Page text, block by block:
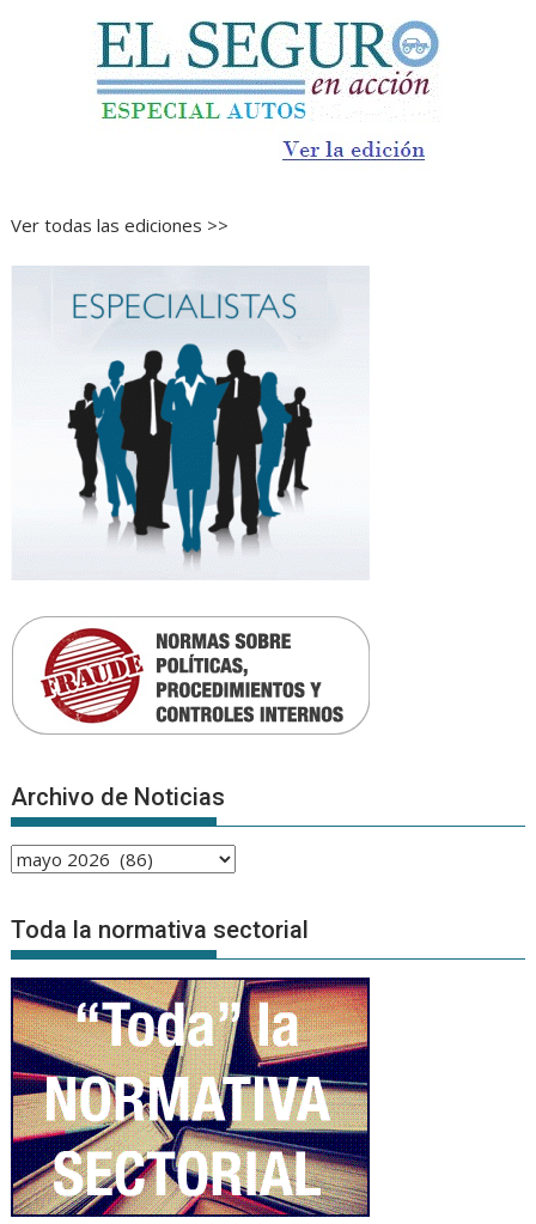
Ver todas las ediciones >>
Archivo de Noticias
Archivo
Noticias
Toda la normativa sectorial